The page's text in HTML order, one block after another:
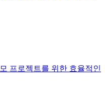
프로젝트를 위한 효율적인